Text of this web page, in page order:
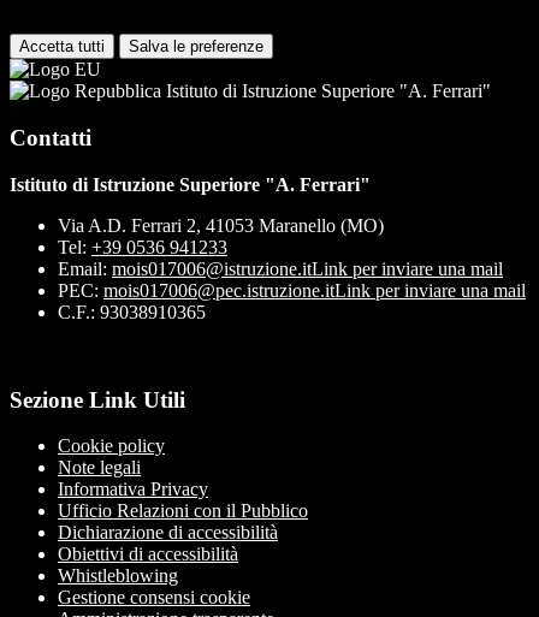
Accetta tutti Salva le preferenze
Istituto di Istruzione Superiore "A. Ferrari"
Contatti
Istituto di Istruzione Superiore "A. Ferrari"
Via A.D. Ferrari 2, 41053 Maranello (MO)
Tel: +39 0536 941233
Email: mois017006@istruzione.itLink per inviare una mail
PEC: mois017006@pec.istruzione.itLink per inviare una mail
C.F.: 93038910365
Sezione Link Utili
Cookie policy
Note legali
Informativa Privacy
Ufficio Relazioni con il Pubblico
Dichiarazione di accessibilità
Obiettivi di accessibilità
Whistleblowing
Gestione consensi cookie